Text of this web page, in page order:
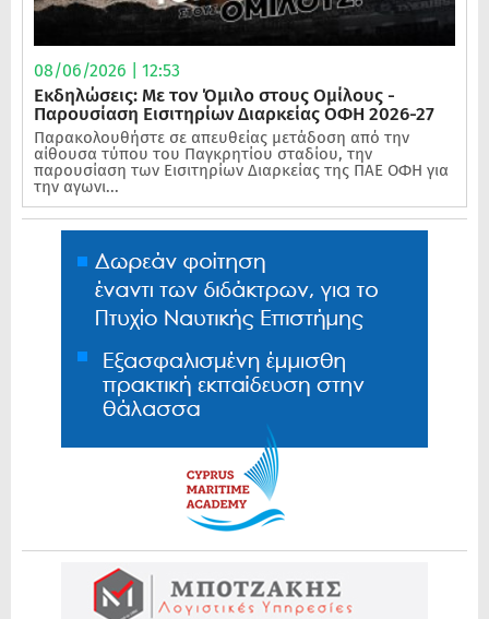
08/06/2026 | 12:53
Εκδηλώσεις: Με τον Όμιλο στους Ομίλους -
Παρουσίαση Εισιτηρίων Διαρκείας ΟΦΗ 2026-27
Παρακολουθήστε σε απευθείας μετάδοση από την
αίθουσα τύπου του Παγκρητίου σταδίου, την
παρουσίαση των Εισιτηρίων Διαρκείας της ΠΑΕ ΟΦΗ για
την αγωνι...